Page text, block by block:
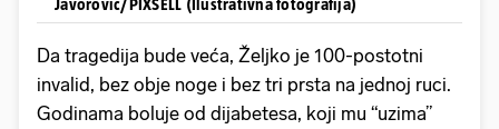
Javorovic/PIXSELL (Ilustrativna fotografija)
Da tragedija bude veća, Željko je 100-postotni
invalid, bez obje noge i bez tri prsta na jednoj ruci.
Godinama boluje od dijabetesa, koji mu “uzima”